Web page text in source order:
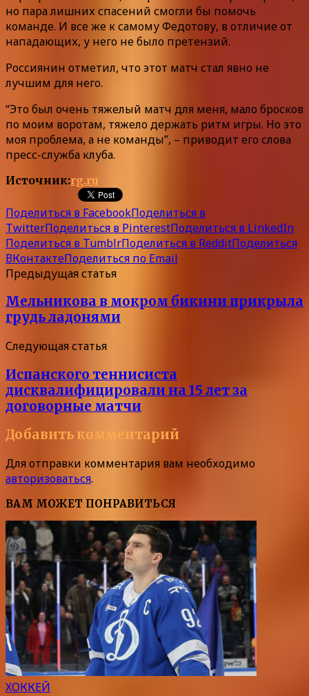
но пара лишних спасений смогли бы помочь
команде. И все же к самому Федотову, в отличие от
нападающих, у него не было претензий.
Россиянин отметил, что этот матч стал явно не
лучшим для него.
“Это был очень тяжелый матч для меня, мало бросков
по моим воротам, тяжело держать ритм игры. Но это
моя проблема, а не команды”, – приводит его слова
пресс-служба клуба.
Источник:rg.ru
Поделиться в FacebookПоделиться в
TwitterПоделиться в PinterestПоделиться в LinkedIn
Поделиться в TumblrПоделиться в RedditПоделиться
ВКонтактеПоделиться по Email
Предыдущая статья
Мельникова в мокром бикини прикрыла
грудь ладонями
Следующая статья
Испанского теннисиста
дисквалифицировали на 15 лет за
договорные матчи
Добавить комментарий
Для отправки комментария вам необходимо
авторизоваться.
ВАМ МОЖЕТ ПОНРАВИТЬСЯ
ХОККЕЙ